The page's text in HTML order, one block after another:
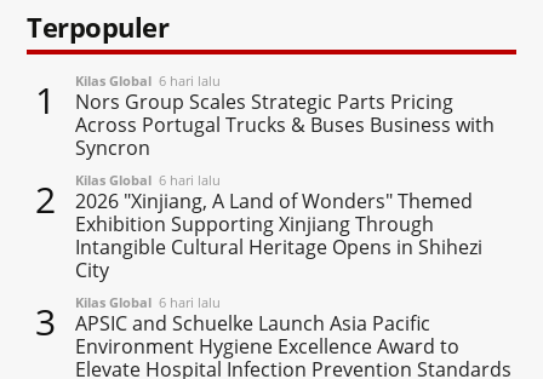
Terpopuler
1 Kilas Global 6 hari lalu
Nors Group Scales Strategic Parts Pricing
Across Portugal Trucks & Buses Business with
Syncron
2 Kilas Global 6 hari lalu
2026 "Xinjiang, A Land of Wonders" Themed
Exhibition Supporting Xinjiang Through
Intangible Cultural Heritage Opens in Shihezi
City
3 Kilas Global 6 hari lalu
APSIC and Schuelke Launch Asia Pacific
Environment Hygiene Excellence Award to
Elevate Hospital Infection Prevention Standards